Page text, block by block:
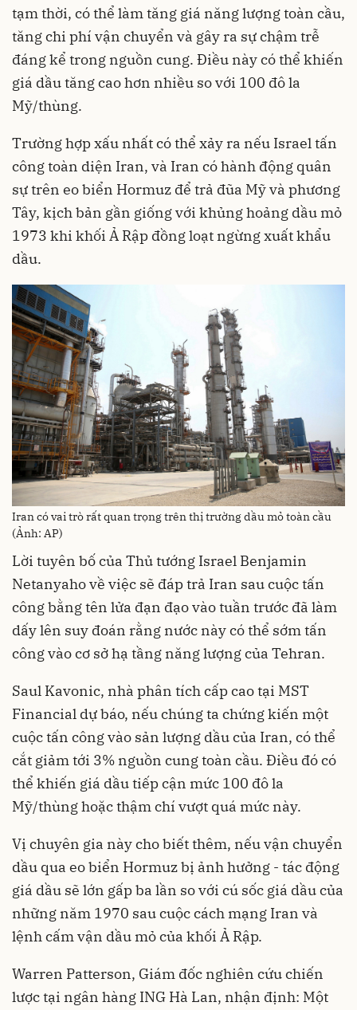
tạm thời, có thể làm tăng giá năng lượng toàn cầu,
tăng chi phí vận chuyển và gây ra sự chậm trễ
đáng kể trong nguồn cung. Điều này có thể khiến
giá dầu tăng cao hơn nhiều so với 100 đô la
Mỹ/thùng.
Trường hợp xấu nhất có thể xảy ra nếu Israel tấn
công toàn diện Iran, và Iran có hành động quân
sự trên eo biển Hormuz để trả đũa Mỹ và phương
Tây, kịch bản gần giống với khủng hoảng dầu mỏ
1973 khi khối Ả Rập đồng loạt ngừng xuất khẩu
dầu.
Iran có vai trò rất quan trọng trên thị trường dầu mỏ toàn cầu
(Ảnh: AP)
Lời tuyên bố của Thủ tướng Israel Benjamin
Netanyaho về việc sẽ đáp trả Iran sau cuộc tấn
công bằng tên lửa đạn đạo vào tuần trước đã làm
dấy lên suy đoán rằng nước này có thể sớm tấn
công vào cơ sở hạ tầng năng lượng của Tehran.
Saul Kavonic, nhà phân tích cấp cao tại MST
Financial dự báo, nếu chúng ta chứng kiến ​​một
cuộc tấn công vào sản lượng dầu của Iran, có thể
cắt giảm tới 3% nguồn cung toàn cầu. Điều đó có
thể khiến giá dầu tiếp cận mức 100 đô la
Mỹ/thùng hoặc thậm chí vượt quá mức này.
Vị chuyên gia này cho biết thêm, nếu vận chuyển
dầu qua eo biển Hormuz bị ảnh hưởng - tác động
giá dầu sẽ lớn gấp ba lần so với cú sốc giá dầu của
những năm 1970 sau cuộc cách mạng Iran và
lệnh cấm vận dầu mỏ của khối Ả Rập.
Warren Patterson, Giám đốc nghiên cứu chiến
lược tại ngân hàng ING Hà Lan, nhận định: Một